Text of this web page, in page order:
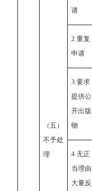
（五）
不予处
理
请
2.重复
申请
3.要求
提供公
开出版
物
4.无正
当理由
大量反